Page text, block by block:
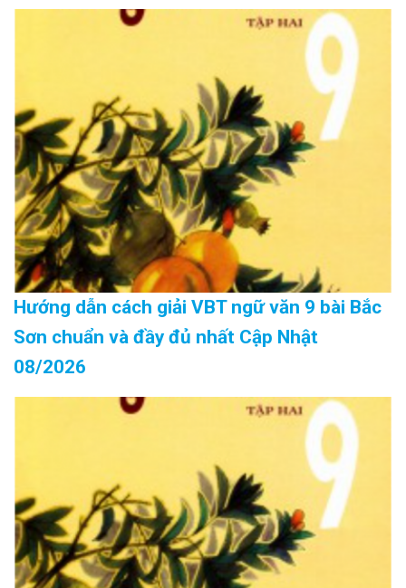
Hướng dẫn cách giải VBT ngữ văn 9 bài Bắc
Sơn chuẩn và đầy đủ nhất Cập Nhật
08/2026